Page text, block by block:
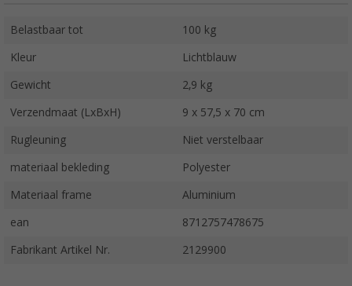
Belastbaar tot 100 kg
Kleur Lichtblauw
Gewicht 2,9 kg
Verzendmaat (LxBxH) 9 x 57,5 x 70 cm
Rugleuning Niet verstelbaar
materiaal bekleding Polyester
Materiaal frame Aluminium
ean 8712757478675
Fabrikant Artikel Nr. 2129900